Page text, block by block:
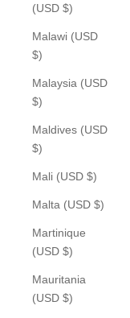
(USD $)
Malawi (USD
$)
Malaysia (USD
$)
Maldives (USD
$)
Mali (USD $)
Malta (USD $)
Martinique
(USD $)
Mauritania
(USD $)